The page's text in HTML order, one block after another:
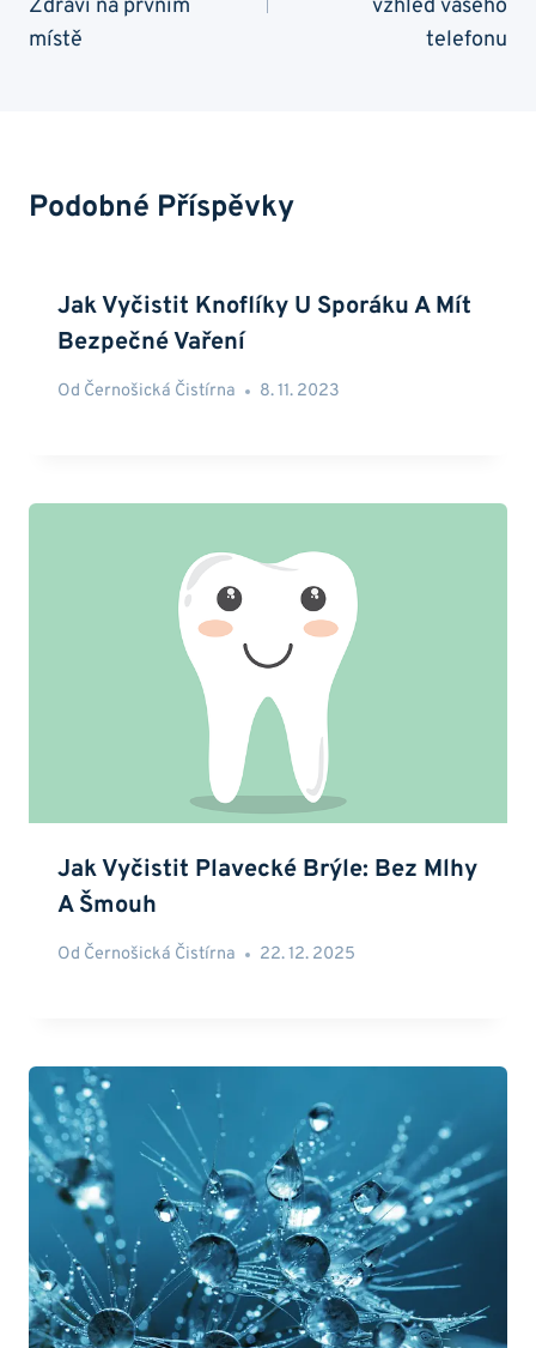
Zdraví na prvním
místě
vzhled vašeho
telefonu
Podobné Příspěvky
Jak Vyčistit Knoflíky U Sporáku A Mít
Bezpečné Vaření
Od Černošická Čistírna 8. 11. 2023
Jak Vyčistit Plavecké Brýle: Bez Mlhy
A Šmouh
Od Černošická Čistírna 22. 12. 2025